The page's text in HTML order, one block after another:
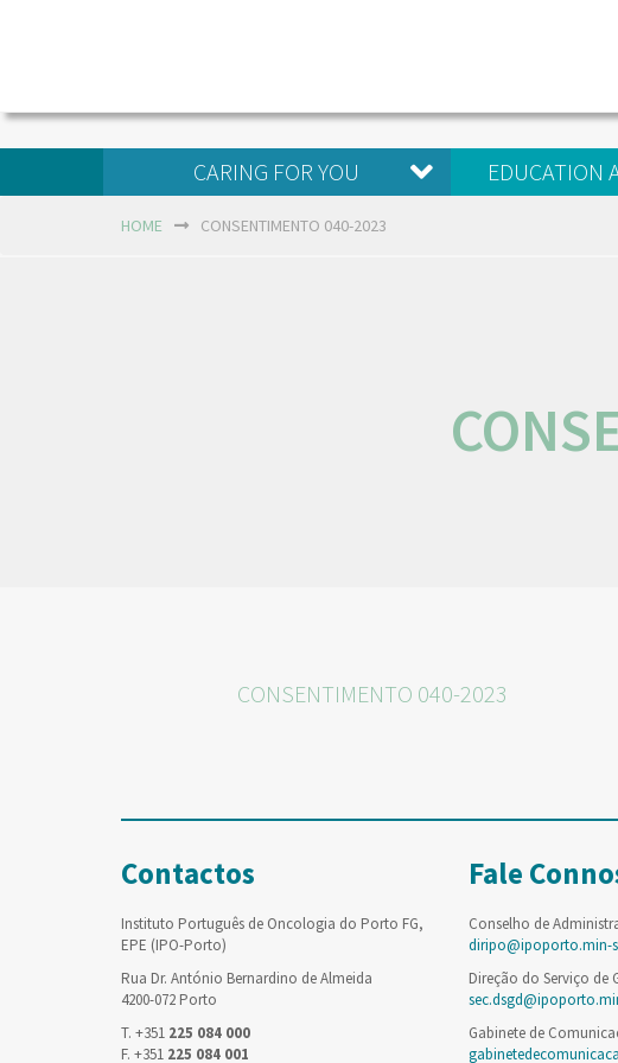
CARING FOR YOU EDUCATION
HOME CONSENTIMENTO 040-2023
CONSENTIMENTO 040-2023
Contactos
Instituto Português de Oncologia do Porto FG,
EPE (IPO-Porto)
Rua Dr. António Bernardino de Almeida
4200-072 Porto
T. +351 225 084 000
F. +351 225 084 001
Fale
Conselho de
diripo@ipoporto.min-
Direção do Serviço de
Gabinete de